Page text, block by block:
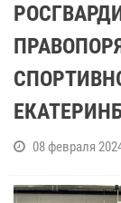
08 февраля